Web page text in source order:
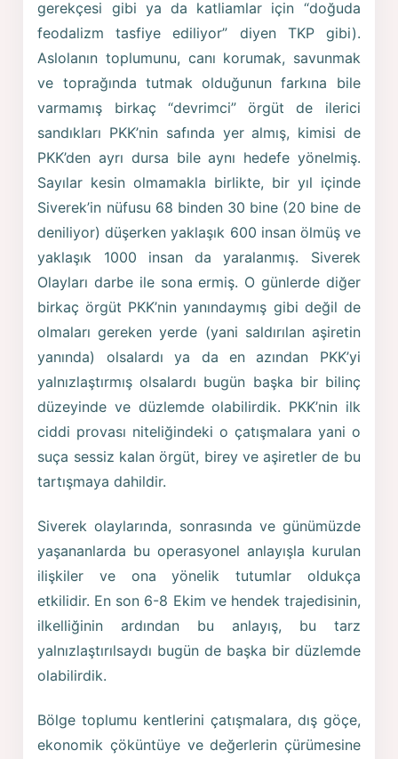
gerekçesi gibi ya da katliamlar için “doğuda
feodalizm tasfiye ediliyor” diyen TKP gibi).
Aslolanın toplumunu, canı korumak, savunmak
ve toprağında tutmak olduğunun farkına bile
varmamış birkaç “devrimci” örgüt de ilerici
sandıkları PKK’nin safında yer almış, kimisi de
PKK’den ayrı dursa bile aynı hedefe yönelmiş.
Sayılar kesin olmamakla birlikte, bir yıl içinde
Siverek’in nüfusu 68 binden 30 bine (20 bine de
deniliyor) düşerken yaklaşık 600 insan ölmüş ve
yaklaşık 1000 insan da yaralanmış. Siverek
Olayları darbe ile sona ermiş. O günlerde diğer
birkaç örgüt PKK’nin yanındaymış gibi değil de
olmaları gereken yerde (yani saldırılan aşiretin
yanında) olsalardı ya da en azından PKK’yi
yalnızlaştırmış olsalardı bugün başka bir bilinç
düzeyinde ve düzlemde olabilirdik. PKK’nin ilk
ciddi provası niteliğindeki o çatışmalara yani o
suça sessiz kalan örgüt, birey ve aşiretler de bu
tartışmaya dahildir.
Siverek olaylarında, sonrasında ve günümüzde
yaşananlarda bu operasyonel anlayışla kurulan
ilişkiler ve ona yönelik tutumlar oldukça
etkilidir. En son 6-8 Ekim ve hendek trajedisinin,
ilkelliğinin ardından bu anlayış, bu tarz
yalnızlaştırılsaydı bugün de başka bir düzlemde
olabilirdik.
Bölge toplumu kentlerini çatışmalara, dış göçe,
ekonomik çöküntüye ve değerlerin çürümesine